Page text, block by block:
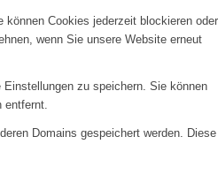
können Cookies jederzeit blockieren oder
wenn Sie unsere Website erneut
zu speichern. Sie können
Domains gespeichert werden. Diese